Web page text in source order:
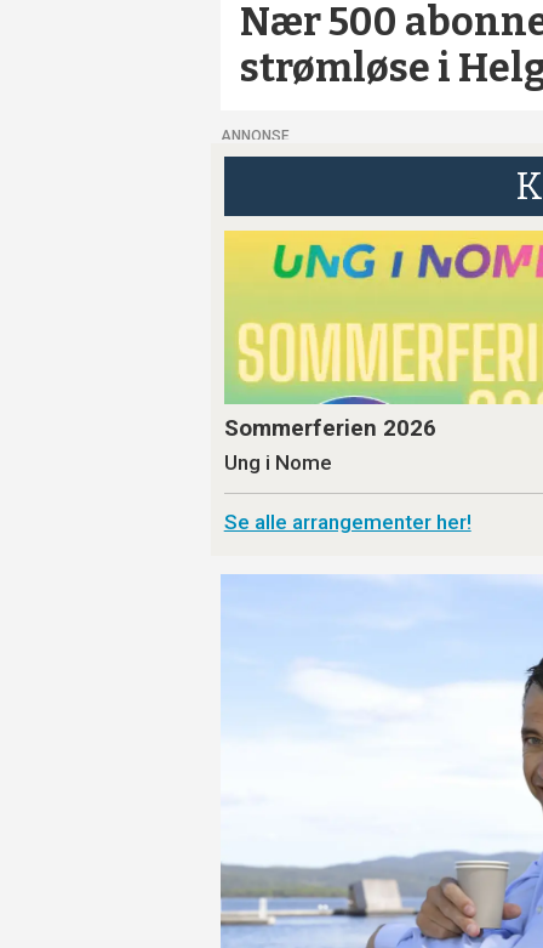
Nær 500
strømløse i
ANNONSE
Sommerferien 2026
Ung i Nome
Se alle arrangementer her!